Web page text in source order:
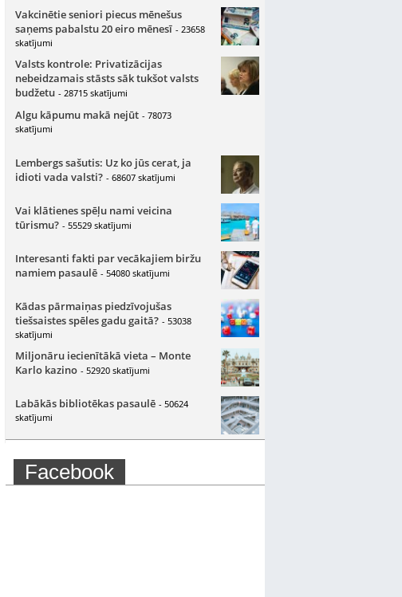
Vakcinētie seniori piecus mēnešus
saņems pabalstu 20 eiro mēnesī - 23658
skatījumi
Valsts kontrole: Privatizācijas
nebeidzamais stāsts sāk tukšot valsts
budžetu - 28715 skatījumi
Algu kāpumu makā nejūt - 78073
skatījumi
Lembergs sašutis: Uz ko jūs cerat, ja
idioti vada valsti? - 68607 skatījumi
Vai klātienes spēļu nami veicina
tūrismu? - 55529 skatījumi
Interesanti fakti par vecākajiem biržu
namiem pasaulē - 54080 skatījumi
Kādas pārmaiņas piedzīvojušas
tiešsaistes spēles gadu gaitā? - 53038
skatījumi
Miljonāru iecienītākā vieta – Monte
Karlo kazino - 52920 skatījumi
Labākās bibliotēkas pasaulē - 50624
skatījumi
Facebook